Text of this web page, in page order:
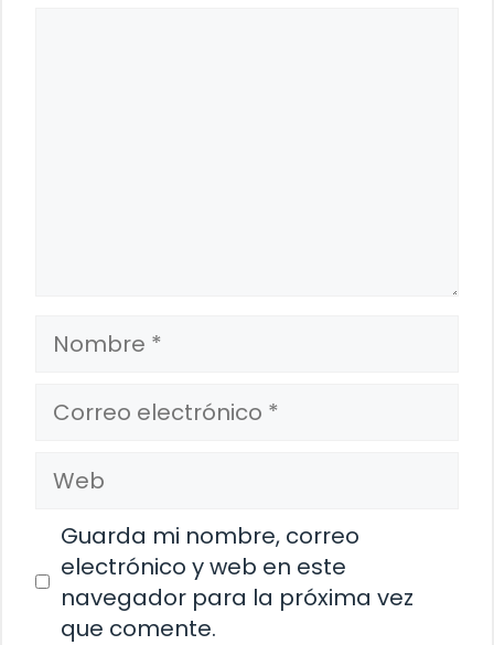
Nombre
Correo
electrónico
Web
Guarda mi nombre, correo
electrónico y web en este
navegador para la próxima vez
que comente.